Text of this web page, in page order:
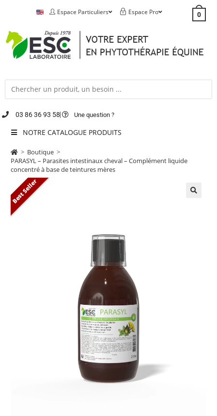
Espace Particuliers Espace Pro 0
03 86 36 93 58 Une question ?
NOTRE CATALOGUE PRODUITS
> Boutique >
PARASYL – Parasites intestinaux cheval – Complément liquide
concentré à base de teintures mères
Best Seller